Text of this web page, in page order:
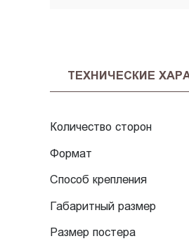
ТЕХНИЧЕСКИЕ
Количество сторон
Формат
Способ крепления
Габаритный размер
Размер постера